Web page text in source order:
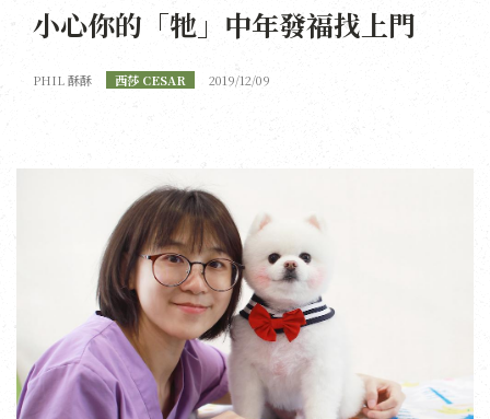
小心你的「牠」中年發福找上門
PHIL 酥酥 西莎 CESAR 2019/12/09